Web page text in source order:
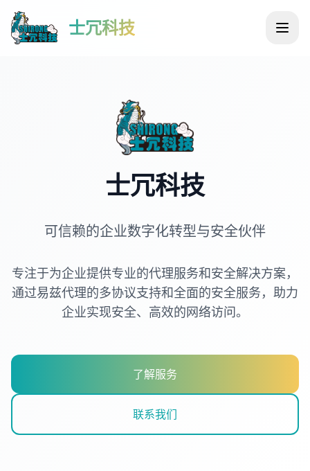
士冗科技
士冗科技
可信赖的企业数字化转型与安全伙伴
专注于为企业提供专业的代理服务和安全解决方案，
通过易兹代理的多协议支持和全面的安全服务，助力
企业实现安全、高效的网络访问。
了解服务
联系我们